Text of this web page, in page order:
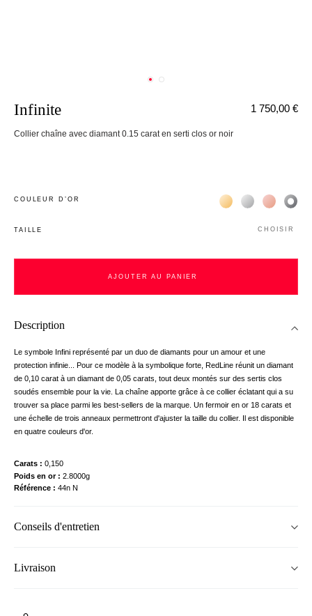
Infinite
Collier chaîne avec diamant 0.15 carat en serti clos or noir
1 750,00 €
COULEUR D’OR Жёлтое золото 18К
Белое золото
Розовое
TAILLE CHOISIR
AJOUTER AU PANIER
Description
Le symbole Infini représenté par un duo de diamants pour un amour et une
protection infinie... Pour ce modèle à la symbolique forte, RedLine réunit un diamant
de 0,10 carat à un diamant de 0,05 carats, tout deux montés sur des sertis clos
soudés ensemble pour la vie. La chaîne apporte grâce à ce collier éclatant qui a su
trouver sa place parmi les best-sellers de la marque. Un fermoir en or 18 carats et
une échelle de trois anneaux permettront d'ajuster la taille du collier. Il est disponible
en quatre couleurs d'or.
Carats
0,150
Poids en or
2.8000g
Référence
44n N
Conseils d'entretien
Livraison